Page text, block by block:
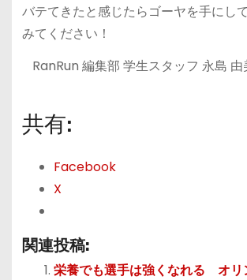
バテてきたと感じたらゴーヤを手にし
みてください！
RanRun 編集部 学生スタッフ 永島
共有:
Facebook
X
関連投稿:
栄養でも選手は強くなれる オリ